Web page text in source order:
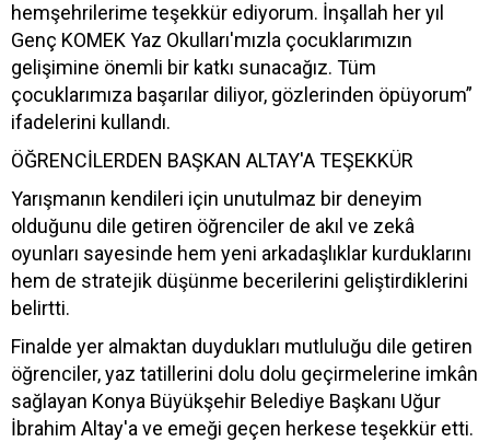
hemşehrilerime teşekkür ediyorum. İnşallah her yıl
Genç KOMEK Yaz Okulları'mızla çocuklarımızın
gelişimine önemli bir katkı sunacağız. Tüm
çocuklarımıza başarılar diliyor, gözlerinden öpüyorum”
ifadelerini kullandı.
ÖĞRENCİLERDEN BAŞKAN ALTAY'A TEŞEKKÜR
Yarışmanın kendileri için unutulmaz bir deneyim
olduğunu dile getiren öğrenciler de akıl ve zekâ
oyunları sayesinde hem yeni arkadaşlıklar kurduklarını
hem de stratejik düşünme becerilerini geliştirdiklerini
belirtti.
Finalde yer almaktan duydukları mutluluğu dile getiren
öğrenciler, yaz tatillerini dolu dolu geçirmelerine imkân
sağlayan Konya Büyükşehir Belediye Başkanı Uğur
İbrahim Altay'a ve emeği geçen herkese teşekkür etti.